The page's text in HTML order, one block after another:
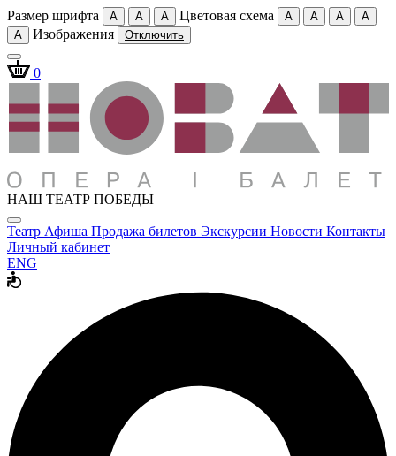
Размер шрифта A A A Цветовая схема A A A
A
A
Изображения Отключить
0
НАШ ТЕАТР ПОБЕДЫ
Театр Афиша Продажа билетов Экскурсии Новости Контакты
Личный кабинет
ENG